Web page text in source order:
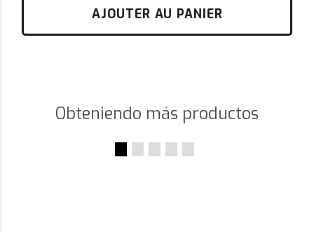
AJOUTER AU PANIER
Obteniendo más productos